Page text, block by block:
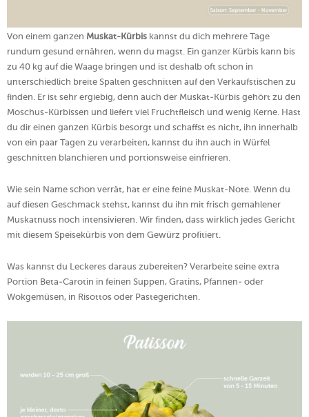
Von einem ganzen Muskat-Kürbis kannst du dich mehrere Tage
rundum gesund ernähren, wenn du magst. Ein ganzer Kürbis kann bis
zu 40 kg auf die Waage bringen und ist deshalb oft schon in
unterschiedlich breite Spalten geschnitten auf den Verkaufstischen zu
finden. Er ist sehr ergiebig, denn auch der Muskat-Kürbis gehört zu den
Moschus-Kürbissen und liefert viel Fruchtfleisch und wenig Kerne. Hast
du dir einen ganzen Kürbis besorgt und schaffst es nicht, ihn innerhalb
von ein paar Tagen zu verarbeiten, kannst du ihn auch in Würfel
geschnitten blanchieren und portionsweise einfrieren.
Wie sein Name schon verrät, hat er eine feine Muskat-Note. Wenn du
auf diesen Geschmack stehst, kannst du ihn mit frisch gemahlener
Muskatnuss noch intensivieren. Wir finden, dass wirklich jedes Gericht
mit diesem Speisekürbis von dem Gewürz profitiert.
Was kannst du Leckeres daraus zubereiten? Verarbeite seine extra
Portion Beta-Carotin in feinen Suppen, Gratins, Pfannen- oder
Wokgemüsen, in Risottos oder Pastegerichten.